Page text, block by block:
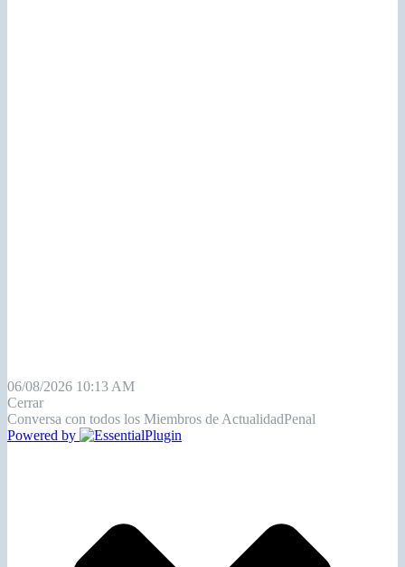
06/08/2026 10:13 AM
Cerrar
Conversa con todos los Miembros de ActualidadPenal
Powered by